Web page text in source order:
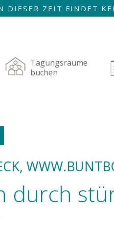
ZEIT FINDET
Tagungsräume
buchen
durch